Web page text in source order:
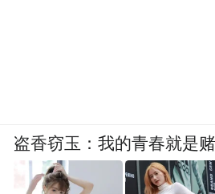
盗香窃玉：我的青春就是